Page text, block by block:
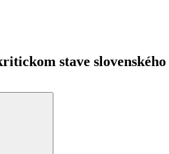
stave slovenského